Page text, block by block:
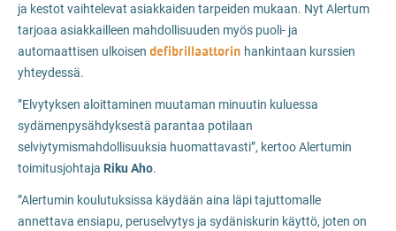
ja kestot vaihtelevat asiakkaiden tarpeiden mukaan. Nyt Alertum
tarjoaa asiakkailleen mahdollisuuden myös puoli- ja
automaattisen ulkoisen defibrillaattorin hankintaan kurssien
yhteydessä.
”Elvytyksen aloittaminen muutaman minuutin kuluessa
sydämenpysähdyksestä parantaa potilaan
selviytymismahdollisuuksia huomattavasti”, kertoo Alertumin
toimitusjohtaja Riku Aho.
”Alertumin koulutuksissa käydään aina läpi tajuttomalle
annettava ensiapu, peruselvytys ja sydäniskurin käyttö, joten on